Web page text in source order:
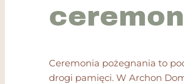
Ceremonia pożegnania to
drogi pamięci. W Archon